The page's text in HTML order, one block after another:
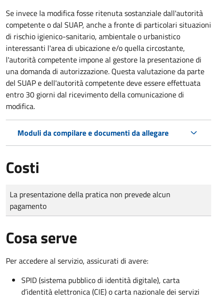
Se invece la modifica fosse ritenuta sostanziale dall'autorità
competente o dal SUAP, anche a fronte di particolari situazioni
di rischio igienico-sanitario, ambientale o urbanistico
interessanti l'area di ubicazione e/o quella circostante,
l'autorità competente impone al gestore la presentazione di
una domanda di autorizzazione. Questa valutazione da parte
del SUAP e dell'autorità competente deve essere effettuata
entro 30 giorni dal ricevimento della comunicazione di
modifica.
Moduli da compilare e documenti da allegare
Costi
Tipo di pagamento
Importo
La presentazione della pratica non prevede alcun
pagamento
Cosa serve
Per accedere al servizio, assicurati di avere:
SPID (sistema pubblico di identità digitale), carta
d’identità elettronica (CIE) o carta nazionale dei servizi